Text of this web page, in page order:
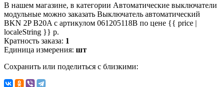
В нашем магазине, в категории Автоматические выключатели
модульные можно заказать Выключатель автоматический
BKN 2P B20A с артикулом 061205118B по цене {{ price |
localeString }} р.
Кратность заказа: 1
Единица измерения: шт
Сохранить или поделиться с близкими: